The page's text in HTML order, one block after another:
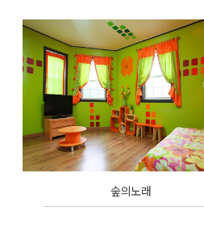
숲의노래